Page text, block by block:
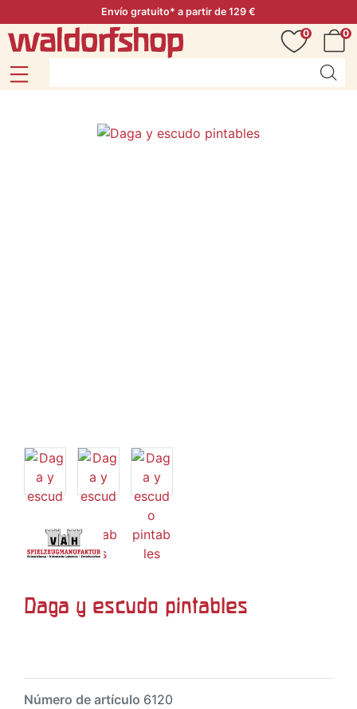
Envío gratuito* a partir de 129 €
0
0
Daga y escudo pintables
Número de artículo 6120